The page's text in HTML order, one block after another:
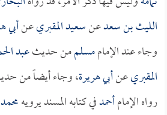
الليث بن سعدعنسعيد المقبريعنأبي
وجاء عند الإماممسلممن حديثعبد
المقبريعنأبي هريرة، وجاء أيضاً من
رواه الإمامأحمدفي كتابه المسند يرويه